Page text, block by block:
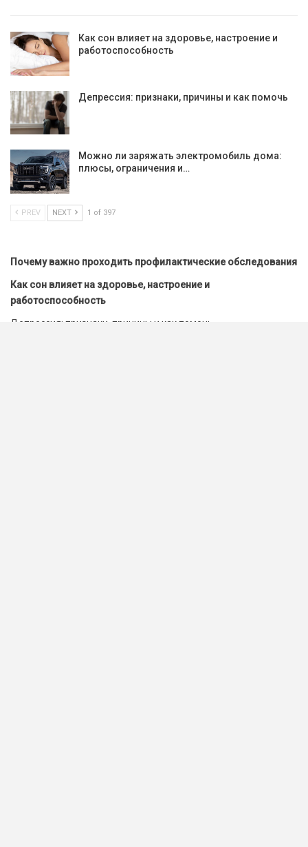
Как сон влияет на здоровье, настроение и
работоспособность
Депрессия: признаки, причины и как помочь
Можно ли заряжать электромобиль дома:
плюсы, ограничения и…
PREV NEXT 1 of 397
Почему важно проходить профилактические обследования
Как сон влияет на здоровье, настроение и
работоспособность
Депрессия: признаки, причины и как помочь